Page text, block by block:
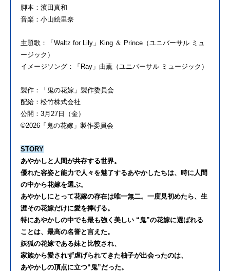
脚本：濱田真和
音楽：小山絵里奈
主題歌：「 Waltz for Lily 」 King ＆ Prince （ユニバーサル ミュ
ージック）
イメージソング：「 Ray 」由薫（ユニバーサル ミュージック）
製作：「鬼の花嫁」製作委員会
配給：松竹株式会社
公開： 3 月 27 日（金）
©2026 「鬼の花嫁」製作委員会
STORY
あやかしと人間が共存する世界。
優れた容姿と能力で人々を魅了するあやかしたちは、時に人間
の中から花嫁を選ぶ。
あやかしにとって花嫁の存在は唯一無二。一度見初めたら、生
涯その花嫁だけに愛を捧げる。
特にあやかしの中でも最も強く美しい “鬼”の花嫁に選ばれる
ことは、最高の名誉と言えた。
妖狐の花嫁である妹と比較され、
家族から愛されず虐げられてきた柚子が出会ったのは、
あやかしの頂点に立つ“鬼”だった。